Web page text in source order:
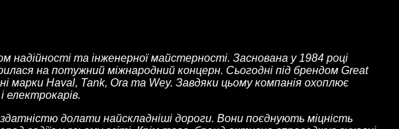
надійності та інженерної майстерності. Заснована у 1984 році
на потужний міжнародний концерн. Сьогодні під брендом Great
марки Haval, Tank, Ora та Wey. Завдяки цьому компанія охоплює
електрокарів.
долати найскладніші дороги. Вони поєднують міцність